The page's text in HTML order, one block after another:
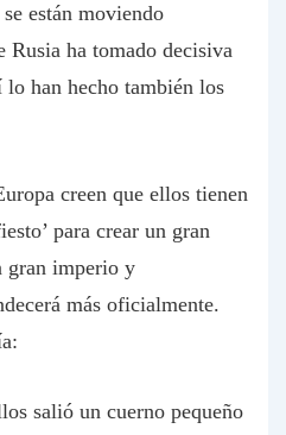
están moviendo
Rusia ha tomado decisiva
han hecho también los
creen que ellos tienen
para crear un gran
gran imperio y
más oficialmente.
salió un cuerno pequeño